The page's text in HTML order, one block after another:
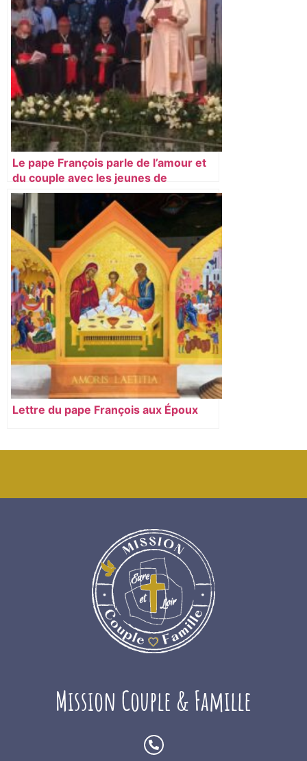
Le pape François parle de l’amour et
du couple avec les jeunes de
Slovaquie
Lettre du pape François aux Époux
Mission Couple & Famille